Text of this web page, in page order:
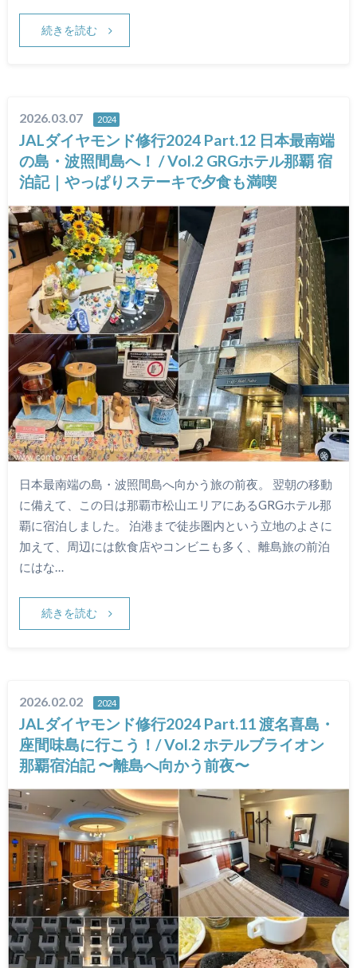
続きを読む
2026.03.07 2024
JALダイヤモンド修行2024 Part.12 日本最南端
の島・波照間島へ！ / Vol.2 GRGホテル那覇 宿
泊記｜やっぱりステーキで夕食も満喫
日本最南端の島・波照間島へ向かう旅の前夜。 翌朝の移動
に備えて、この日は那覇市松山エリアにあるGRGホテル那
覇に宿泊しました。 泊港まで徒歩圏内という立地のよさに
加えて、周辺には飲食店やコンビニも多く、離島旅の前泊
にはな…
続きを読む
2026.02.02 2024
JALダイヤモンド修行2024 Part.11 渡名喜島・
座間味島に行こう！/ Vol.2 ホテルブライオン
那覇宿泊記 〜離島へ向かう前夜〜